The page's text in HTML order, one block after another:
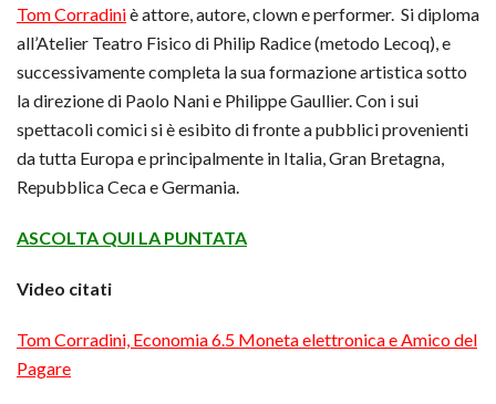
Tom Corradiniè attore, autore, clown e performer. Si diploma
all’Atelier Teatro Fisico di Philip Radice (metodo Lecoq), e
successivamente completa la sua formazione artistica sotto
la direzione di Paolo Nani e Philippe Gaullier. Con i sui
spettacoli comici si è esibito di fronte a pubblici provenienti
da tutta Europa e principalmente in Italia, Gran Bretagna,
Repubblica Ceca e Germania.
ASCOLTA QUI LA PUNTATA
Video citati
Tom Corradini, Economia 6.5 Moneta elettronica e Amico del
Pagare